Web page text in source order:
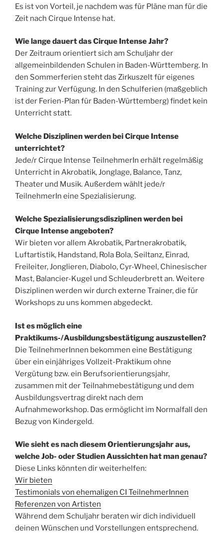
Es ist von Vorteil, je nachdem was für Pläne man für die
Zeit nach Cirque Intense hat.
Wie lange dauert das Cirque Intense Jahr?
Der Zeitraum orientiert sich am Schuljahr der
allgemeinbildenden Schulen in Baden-Württemberg. In
den Sommerferien steht das Zirkuszelt für eigenes
Training zur Verfügung. In den Schulferien (maßgeblich
ist der Ferien-Plan für Baden-Württemberg) findet kein
Unterricht statt.
Welche Disziplinen werden bei Cirque Intense
unterrichtet?
Jede/r Cirque Intense TeilnehmerIn erhält regelmäßig
Unterricht in Akrobatik, Jonglage, Balance, Tanz,
Theater und Musik. Außerdem wählt jede/r
TeilnehmerIn eine Spezialisierung.
Welche Spezialisierungsdisziplinen werden bei
Cirque Intense angeboten?
Wir bieten vor allem Akrobatik, Partnerakrobatik,
Luftartistik, Handstand, Rola Bola, Seiltanz, Einrad,
Freileiter, Jonglieren, Diabolo, Cyr-Wheel, Chinesischer
Mast, Balancier-Kugel und Schleuderbrett an. Weitere
Disziplinen werden wir durch externe Trainer, die für
Workshops zu uns kommen abgedeckt.
Ist es möglich eine
Praktikums-/Ausbildungsbestätigung auszustellen?
Die TeilnehmerInnen bekommen eine Bestätigung
über ein einjähriges Vollzeit-Praktikum ohne
Vergütung bzw. ein Berufsorientierungsjahr,
zusammen mit der Teilnahmebestätigung und dem
Ausbildungsvertrag direkt nach dem
Aufnahmeworkshop. Das ermöglicht im Normalfall den
Bezug von Kindergeld.
Wie sieht es nach diesem Orientierungsjahr aus,
welche Job- oder Studien Aussichten hat man genau?
Diese Links könnten dir weiterhelfen:
Wir bieten
Testimonials von ehemaligen CI TeilnehmerInnen
Referenzen von Artisten
Während dem Schuljahr beraten wir dich individuell
deinen Wünschen und Vorstellungen entsprechend.